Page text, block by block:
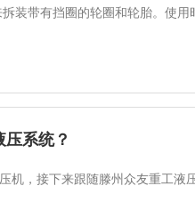
装带有挡圈的轮圈和轮胎。使
系统？
机，接下来跟随滕州众友重工